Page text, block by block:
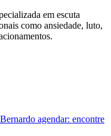
em escuta
como ansiedade, luto,
agendar: encontre